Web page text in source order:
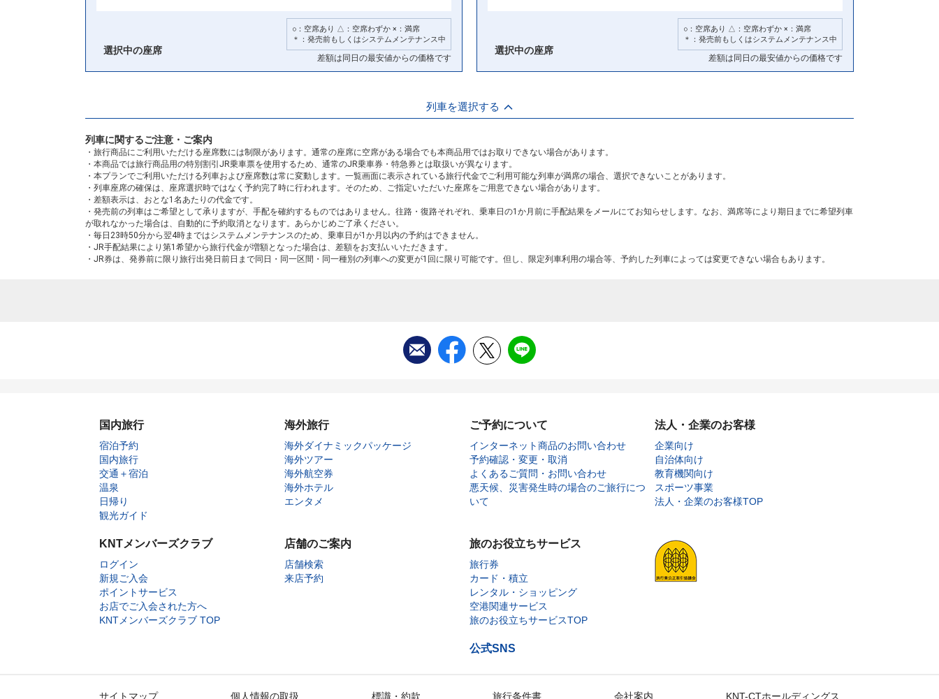
○：空席あり △：空席わずか ×：満席
＊：発売前もしくはシステムメンテナンス中
差額は同日の最安値からの価格です
選択中の座席
○：空席あり △：空席わずか ×：満席
＊：発売前もしくはシステムメンテナンス中
差額は同日の最安値からの価格です
選択中の座席
列車を選択する
列車に関するご注意・ご案内
・旅行商品にご利用いただける座席数には制限があります。通常の座席に空席がある場合でも本商品用ではお取りできない場合があります。
・本商品では旅行商品用の特別割引JR乗車票を使用するため、通常のJR乗車券・特急券とは取扱いが異なります。
・本プランでご利用いただける列車および座席数は常に変動します。一覧画面に表示されている旅行代金でご利用可能な列車が満席の場合、選択できないことがあります。
・列車座席の確保は、座席選択時ではなく予約完了時に行われます。そのため、ご指定いただいた座席をご用意できない場合があります。
・差額表示は、おとな1名あたりの代金です。
・発売前の列車はご希望として承りますが、手配を確約するものではありません。往路・復路それぞれ、乗車日の1か月前に手配結果をメールにてお知らせします。なお、満席等により期日までに希望列車
が取れなかった場合は、自動的に予約取消となります。あらかじめご了承ください。
・毎日23時50分から翌4時まではシステムメンテナンスのため、乗車日が1か月以内の予約はできません。
・JR手配結果により第1希望から旅行代金が増額となった場合は、差額をお支払いいただきます。
・JR券は、発券前に限り旅行出発日前日まで同日・同一区間・同一種別の列車への変更が1回に限り可能です。但し、限定列車利用の場合等、予約した列車によっては変更できない場合もあります。
国内旅行
宿泊予約
国内旅行
交通＋宿泊
温泉
日帰り
観光ガイド
海外旅行
海外ダイナミックパッケージ
海外ツアー
海外航空券
海外ホテル
エンタメ
ご予約について
インターネット商品のお問い合わせ
予約確認・変更・取消
よくあるご質問・お問い合わせ
悪天候、災害発生時の場合のご旅行につ
いて
法人・企業のお客様
企業向け
自治体向け
教育機関向け
スポーツ事業
法人・企業のお客様TOP
KNTメンバーズクラブ
ログイン
新規ご入会
ポイントサービス
お店でご入会された方へ
KNTメンバーズクラブ TOP
店舗のご案内
店舗検索
来店予約
旅のお役立ちサービス
旅行券
カード・積立
レンタル・ショッピング
空港関連サービス
旅のお役立ちサービスTOP
公式SNS
サイトマップ 個人情報の取扱 標識・約款 旅行条件書 会社案内 KNT-CTホールディングス